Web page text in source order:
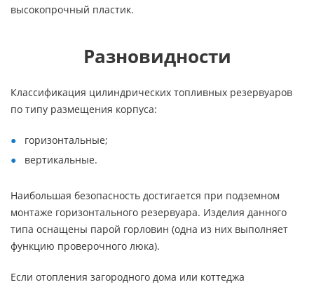
высокопрочный пластик.
Разновидности
Классификация цилиндрических топливных резервуаров
по типу размещения корпуса:
горизонтальные;
вертикальные.
Наибольшая безопасность достигается при подземном
монтаже горизонтального резервуара. Изделия данного
типа оснащены парой горловин (одна из них выполняет
функцию проверочного люка).
Если отопления загородного дома или коттеджа